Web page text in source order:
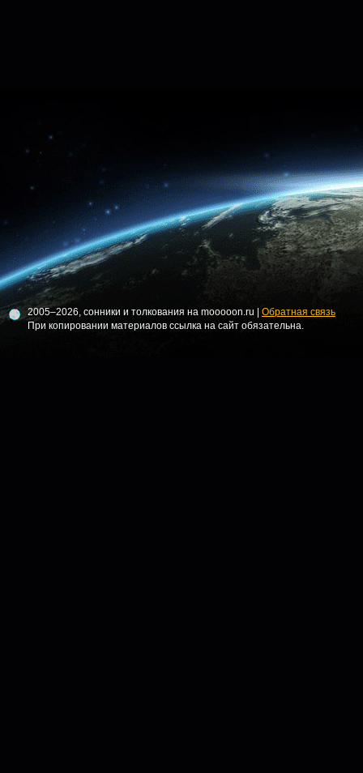
2005–2026, сонники и толкования на mooooon.ru | Обратная связь
При копировании материалов ссылка на сайт обязательна.